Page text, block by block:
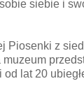
siebie i
Piosenki z
lat 20